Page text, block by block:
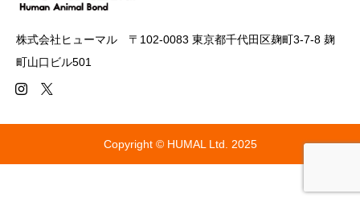
株式会社ヒューマル 〒102-0083 東京都千代田区麹町3-7-8 麹
町山口ビル501
Copyright © HUMAL Ltd. 2025
お問い合わせ